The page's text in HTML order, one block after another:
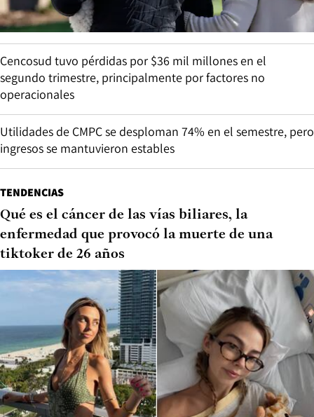
Cencosud tuvo pérdidas por $36 mil millones en el
segundo trimestre, principalmente por factores no
operacionales
Utilidades de CMPC se desploman 74% en el semestre, pero
ingresos se mantuvieron estables
TENDENCIAS
Qué es el cáncer de las vías biliares, la
enfermedad que provocó la muerte de una
tiktoker de 26 años